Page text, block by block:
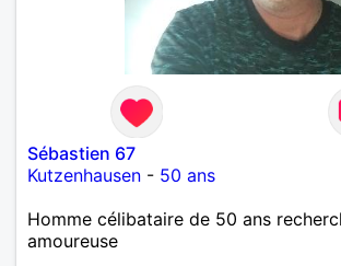
Sébastien 67
Kutzenhausen - 50 ans
Homme célibataire de 50 ans
amoureuse